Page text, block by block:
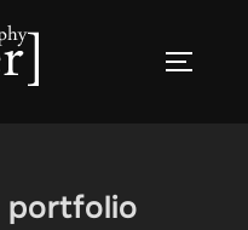
portfolio